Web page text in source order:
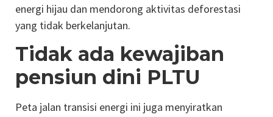
energi hijau dan mendorong aktivitas deforestasi
yang tidak berkelanjutan.
Tidak ada kewajiban
pensiun dini PLTU
Peta jalan transisi energi ini juga menyiratkan